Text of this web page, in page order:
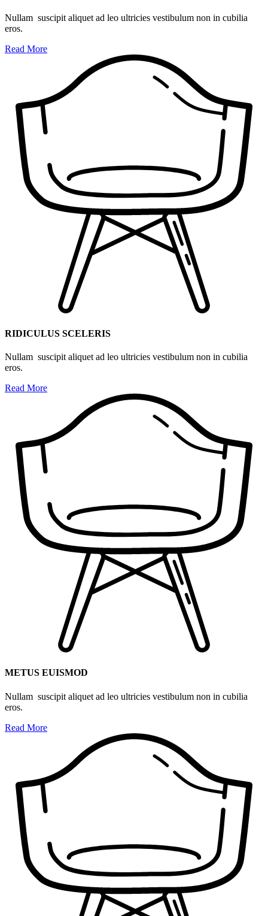
Nullam suscipit aliquet ad leo ultricies vestibulum non in cubilia
eros.
Read More
RIDICULUS SCELERIS
Nullam suscipit aliquet ad leo ultricies vestibulum non in cubilia
eros.
Read More
METUS EUISMOD
Nullam suscipit aliquet ad leo ultricies vestibulum non in cubilia
eros.
Read More